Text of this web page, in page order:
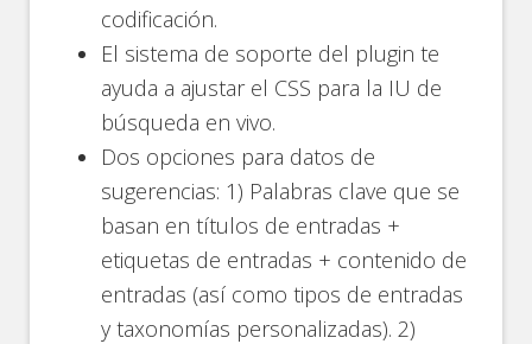
codificación.
El sistema de soporte del plugin te
ayuda a ajustar el CSS para la IU de
búsqueda en vivo.
Dos opciones para datos de
sugerencias: 1) Palabras clave que se
basan en títulos de entradas +
etiquetas de entradas + contenido de
entradas (así como tipos de entradas
y taxonomías personalizadas). 2)